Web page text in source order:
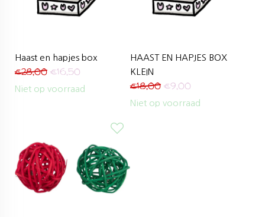
Haast en hapjes box
€28,00 €16,50
Niet op voorraad
HAAST EN HAPJES BOX
KLEIN
€18,00 €9,00
Niet op voorraad